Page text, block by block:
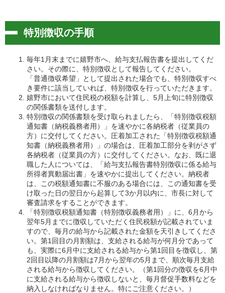
特別徴収の手順
毎年1月末までに嬉野市へ、給与支払報告書を提出してくだ
さい。その際に、特別徴収として報告してください。
「普通徴収希望」として提出された場合でも、特別徴収すべ
き要件に該当していれば、特別徴収を行っていただきます。
嬉野市において住民税の税額を計算し、5月上旬に特別徴収
の関係書類を送付します。
特別徴収の関係書類を受け取られましたら、「特別徴収税額
通知書（納税義務者用）」を速やかに各納税者（従業員の
方）に交付してください。圧着加工された「特別徴収税額通
知書（納税義務者用）」の場合は、圧着加工部分を剥がさず
各納税者（従業員の方）に交付してください。なお、既に退
職した人については、「給与支払報告書特別徴収に係る給与
所得者異動届出書」を速やかに提出してください。納税者
は、この税額通知書に不服のある場合には、この通知書を受
け取った日の翌日から起算して3か月以内に、市長に対して
審査請求をすることができます。
「特別徴収税額通知書（特別徴収義務者用）」に、6月から
翌年5月までに徴収していただく住民税額が記載されていま
すので、毎月の給与から記載された金額を天引きしてくださ
い。第1回目の月割額は、支給される給与が何月分であって
も、実際に6月中に支給される給与から第1回目を徴収し、第
2回目以降の月割額は7月から翌年の5月まで、順次毎月支給
される給与から徴収してください。（第1回分の徴収を6月中
に支給される給与から徴収しないと、毎月督促手数料などを
納入しなければなりません。特にご注意ください。）